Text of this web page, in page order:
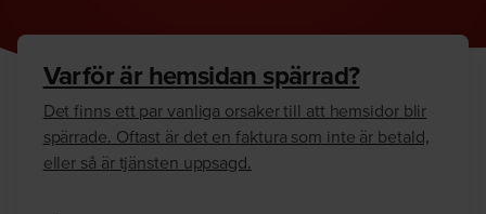
Varför är hemsidan spärrad?
Det finns ett par vanliga orsaker till att hemsidor blir
spärrade. Oftast är det en faktura som inte är betald,
eller så är tjänsten uppsagd.